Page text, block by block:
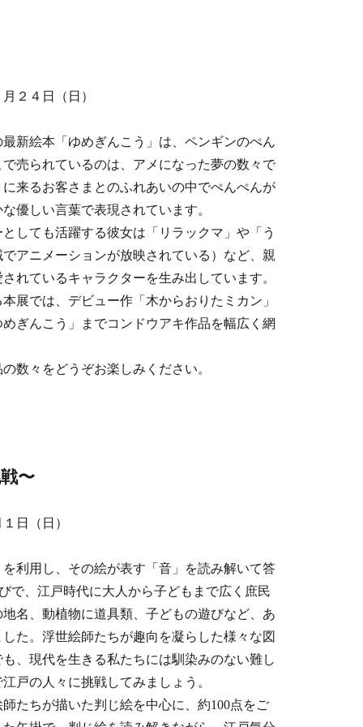
２４日（日）
新絵本「ゆめぎんこう」は、ペンギンのぺん
売られているのは、アメになった夢の数々で
来るお客さまとのふれあいの中でぺんぺんが
優しい言葉で表現されています。
しても活躍する彼女は「リラックマ」や「う
アニメーションが放映されている）など、親
れているキャラクターを生み出しています。
展では、デビュー作「木からおりたミカン」
ぎんこう」までコンドウアキ作品を幅広く網
数々をどうぞお楽しみください。
戦〜
日（日）
利用し、その絵が表す「音」を読み解いて答
で、江戸時代に大人から子どもまで広く庶民
名、動植物に道具類、子どもの遊びなど、あ
た。浮世絵師たちが趣向を凝らした様々な図
、現代を生きる私たちには馴染みのない難し
戸の人々に挑戦してみましょう。
たちが描いた判じ絵を中心に、約100点をご